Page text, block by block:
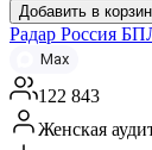
Добавить в
Радар Россия
Max
122 843
Женская